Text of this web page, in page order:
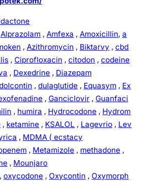
Alprazolam , Amfexa , Amoxicillin, a
, Azithromycin , Biktarvy , cbd
, Ciprofloxacin , citodon , codeine
, Dexedrine , Diazepam
, dulaglutide , Equasym , Ex
, Ganciclovir , Guanfaci
, humira , Hydrocodone , Hydrom
, ketamine , KSALOL , Lagevrio , Lev
, MDMA ( ecstacy
, Metamizole , methadone ,
, Mounjaro
, oxycodone , Oxycontin , Oxymorph